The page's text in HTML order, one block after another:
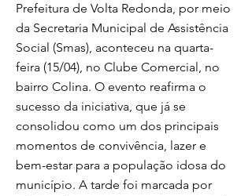
Prefeitura de Volta Redonda, por meio
da Secretaria Municipal de Assistência
Social (Smas), aconteceu na quarta-
feira (15/04), no Clube Comercial, no
bairro Colina. O evento reafirma o
sucesso da iniciativa, que já se
consolidou como um dos principais
momentos de convivência, lazer e
bem-estar para a população idosa do
município. A tarde foi marcada por